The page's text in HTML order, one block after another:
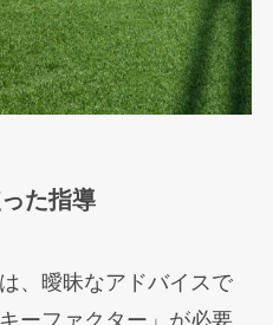
た指導
、曖昧なアドバイスで
ーファクター」が必要